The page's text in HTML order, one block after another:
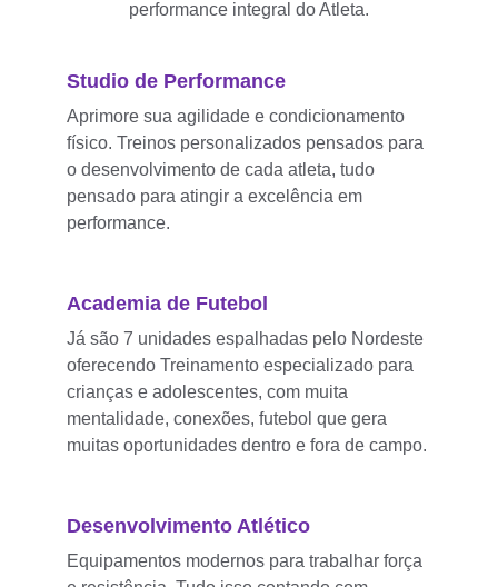
performance integral do Atleta.
Academia de Futebol
Já são 7 unidades espalhadas pelo Nordeste
oferecendo Treinamento especializado para
crianças e adolescentes, com muita
mentalidade, conexões, futebol que gera
muitas oportunidades dentro e fora de campo.
Desenvolvimento Atlético
Equipamentos modernos para trabalhar força
Studio de Performance
Aprimore sua agilidade e condicionamento
físico. Treinos personalizados pensados para
o desenvolvimento de cada atleta, tudo
pensado para atingir a excelência em
performance.